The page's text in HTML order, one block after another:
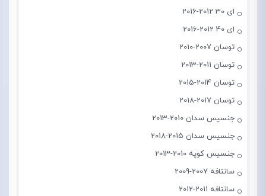
ای 30 2012-2016
ای 40 2012-2016
توسان 2007-2010
توسان 2011-2013
توسان 2014-2015
توسان 2017-2018
جنسیس سدان 2010-2013
جنسیس سدان 2015-2018
جنسیس کوپه 2010-2013
سانتافه 2007-2009
سانتافه 2011-2012